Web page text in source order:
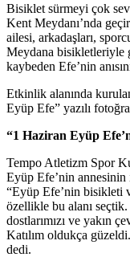
Bisiklet sürmeyi çok
Kent Meydanı’nda
ailesi, arkadaşları,
Meydana bisikletleriyle
kaybeden Efe’nin
Etkinlik alanında
Eyüp Efe” yazılı
“1 Haziran Eyüp
Tempo Atletizm Spor
Eyüp Efe’nin
“Eyüp Efe’nin bisikleti
özellikle bu alanı seçtik.
dostlarımızı ve yakın
Katılım oldukça
dedi.